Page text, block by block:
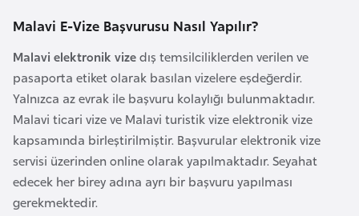
Malavi E-Vize Başvurusu Nasıl Yapılır?
Malavi elektronik vizedış temsilciliklerden verilen ve
pasaporta etiket olarak basılan vizelere eşdeğerdir.
Yalnızca az evrak ile başvuru kolaylığı bulunmaktadır.
Malavi ticari vize ve Malavi turistik vize elektronik vize
kapsamında birleştirilmiştir. Başvurular elektronik vize
servisi üzerinden online olarak yapılmaktadır. Seyahat
edecek her birey adına ayrı bir başvuru yapılması
gerekmektedir.
B
e
l
a
r
u
s
B